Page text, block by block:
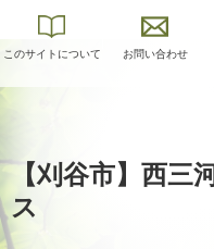
このサイトについて お問い合わせ
【刈谷市】西
ス